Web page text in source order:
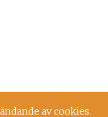
av cookies.